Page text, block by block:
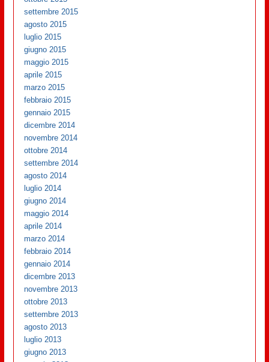
settembre 2015
agosto 2015
luglio 2015
giugno 2015
maggio 2015
aprile 2015
marzo 2015
febbraio 2015
gennaio 2015
dicembre 2014
novembre 2014
ottobre 2014
settembre 2014
agosto 2014
luglio 2014
giugno 2014
maggio 2014
aprile 2014
marzo 2014
febbraio 2014
gennaio 2014
dicembre 2013
novembre 2013
ottobre 2013
settembre 2013
agosto 2013
luglio 2013
giugno 2013